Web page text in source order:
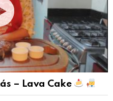
– Lava Cake